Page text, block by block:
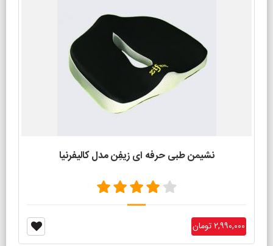
نشیمن طبی حرفه ای زیفِن مدل کالیفرنیا
۲,۹۹۰,۰۰۰ تومان